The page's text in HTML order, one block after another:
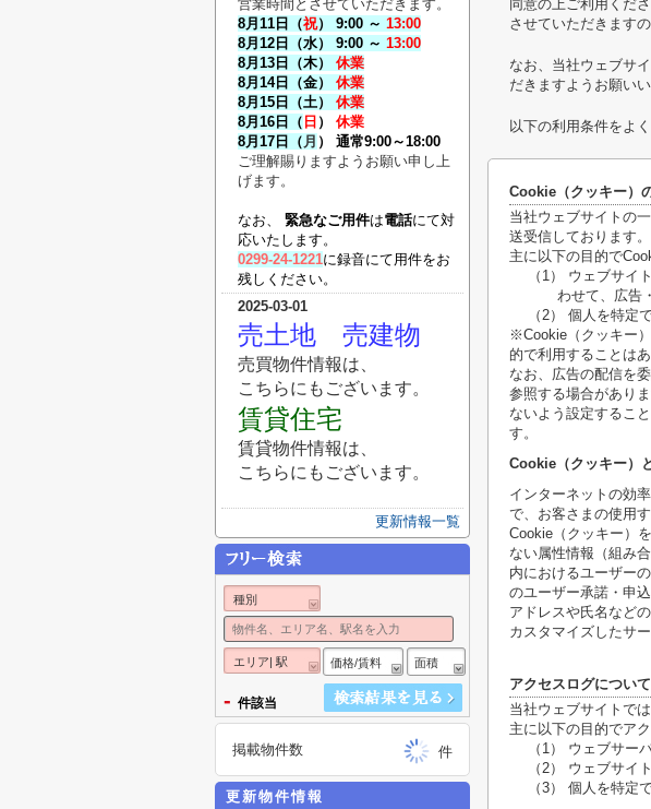
同意の上ご利用くだ
させていただきます
なお、当社ウェブサ
だきますようお願いい
以下の利用条件をよ
Cookie（クッキー）
当社ウェブサイトの
送受信しております。
主に以下の目的で
（1） ウェブサ
わせて、広告
（2） 個人を特定
※Cookie（クッキー
的で利用することはあ
なお、広告の配信を
参照する場合があり
ないよう設定するこ
す。
Cookie（クッキー）
インターネットの効
で、お客さまの使用
Cookie（クッキー）
ない属性情報（組み
内におけるユーザー
のユーザー承諾・申
アドレスや氏名など
カスタマイズしたサ
アクセスログについて
当社ウェブサイトで
主に以下の目的でア
（1） ウェブサー
（2） ウェブサイ
（3） 個人を特定
営業時間とさせていただきます。
8月11 日（祝） 9:00 ～ 13:00
8月12日（水） 9:00 ～ 13:00
8月13 日（木） 休業
8月14日（金） 休業
8月15日
（土）
休業
8月16日
（ 日 ）
休業
8月17日（ 月 ） 通常9:00～18:00
ご理解賜りますようお願い申し上
げます。
なお、 緊急なご用件は電話にて対
応いたします。
0299-24-1221に録音にて用件をお
残しください。
2025-03-01
売土地 売建物
売買物件情報は、
こちらにもございます。
賃貸住宅
賃貸物件情報は、
こちらにもございます。
更新情報一覧
種別
エリア| 駅 価格/賃料 面積
- 件該当
掲載物件数 件
更新物件情報